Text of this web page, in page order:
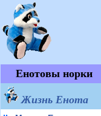
Енотовы норки
Жизнь Енота